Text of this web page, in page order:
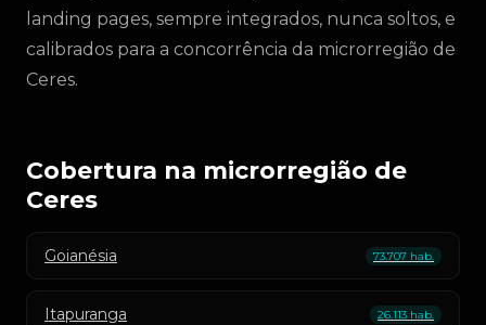
landing pages, sempre integrados, nunca soltos, e
calibrados para a concorrência da microrregião de
Ceres.
Cobertura na microrregião de
Ceres
Goianésia 73.707 hab.
Itapuranga 26.113 hab.